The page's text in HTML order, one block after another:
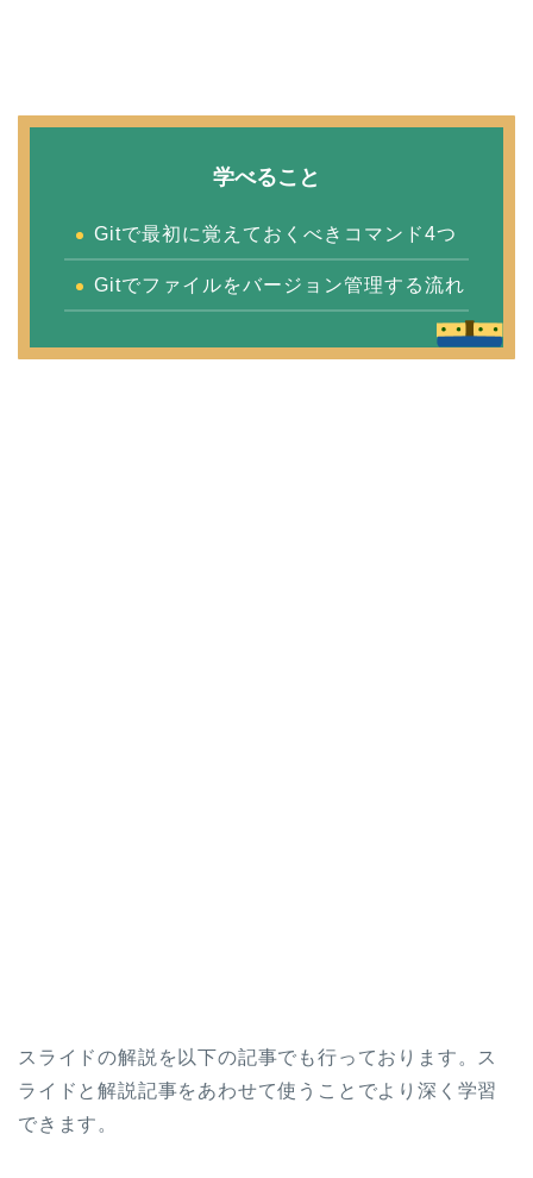
学べること
Gitで最初に覚えておくべきコマンド4つ
Gitでファイルをバージョン管理する流れ
スライドの解説を以下の記事でも行っております。ス
ライドと解説記事をあわせて使うことでより深く学習
できます。